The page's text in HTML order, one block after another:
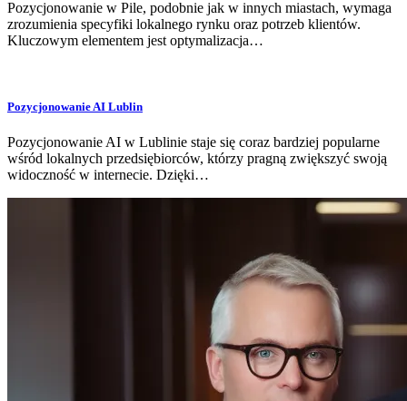
Pozycjonowanie w Pile, podobnie jak w innych miastach, wymaga
zrozumienia specyfiki lokalnego rynku oraz potrzeb klientów.
Kluczowym elementem jest optymalizacja…
Pozycjonowanie AI Lublin
Pozycjonowanie AI w Lublinie staje się coraz bardziej popularne
wśród lokalnych przedsiębiorców, którzy pragną zwiększyć swoją
widoczność w internecie. Dzięki…